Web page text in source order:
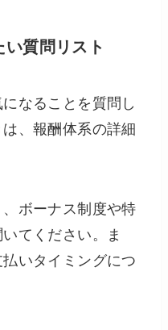
質問リスト
なることを質問し
、報酬体系の詳細
ボーナス制度や特
てください。ま
いタイミングにつ